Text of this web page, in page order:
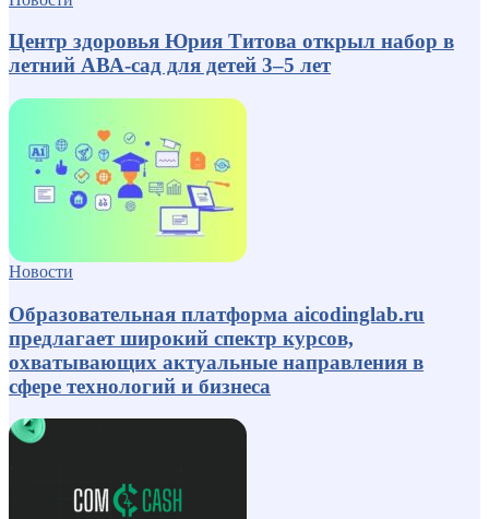
Центр здоровья Юрия Титова открыл набор в
летний АВА-сад для детей 3–5 лет
Новости
Образовательная платформа aicodinglab.ru
предлагает широкий спектр курсов,
охватывающих актуальные направления в
сфере технологий и бизнеса